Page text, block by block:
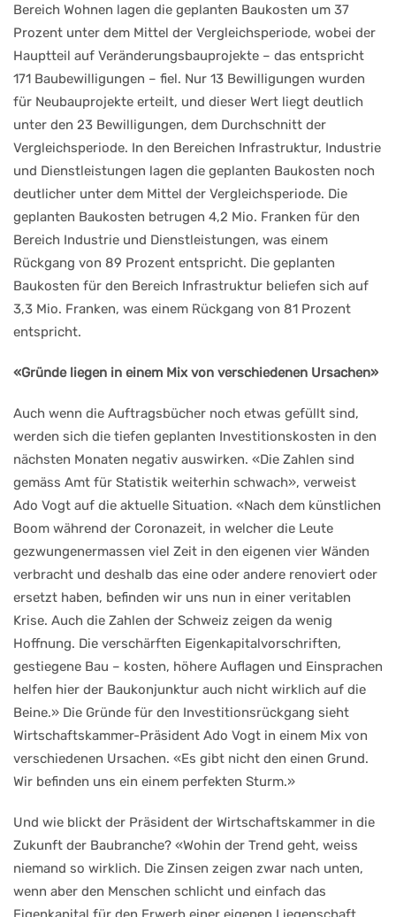
Bereich Wohnen lagen die geplanten Baukosten um 37
Prozent unter dem Mittel der Vergleichsperio­de, wobei der
Hauptteil auf Veränderungsbauprojekte – das entspricht
171 Baubewilligungen – fiel. Nur 13 Bewilligungen wurden
für Neubauprojekte erteilt, und dieser Wert liegt deutlich
unter den 23 Bewilligungen, dem Durchschnitt der
Vergleichsperiode. In den Bereichen Infrastruktur, Industrie
und Dienstleistungen lagen die ge­planten Baukosten noch
deutlicher un­ter dem Mittel der Vergleichsperiode. Die
geplanten Baukosten betrugen 4,2 Mio. Franken für den
Bereich Industrie und Dienstleistungen, was einem
Rückgang von 89 Prozent entspricht. Die geplanten
Baukosten für den Be­reich Infrastruktur beliefen sich auf
3,3 Mio. Franken, was einem Rückgang von 81 Prozent
entspricht.
«Gründe liegen in einem Mix von verschiedenen Ursachen»
Auch wenn die Auftragsbücher noch etwas gefüllt sind,
werden sich die tie­fen geplanten Investitionskosten in den
nächsten Monaten negativ auswir­ken. «Die Zahlen sind
gemäss Amt für Statistik weiterhin schwach», verweist
Ado Vogt auf die aktuelle Situation. «Nach dem künstlichen
Boom während der Coronazeit, in welcher die Leute
gezwungenermassen viel Zeit in den eigenen vier Wänden
verbracht und deshalb das eine oder andere re­noviert oder
ersetzt haben, befinden wir uns nun in einer veritablen
Krise. Auch die Zahlen der Schweiz zeigen da wenig
Hoffnung. Die verschärften Ei­genkapitalvorschriften,
gestiegene Bau – kosten, höhere Auflagen und Einspra­chen
helfen hier der Baukonjunktur auch nicht wirklich auf die
Beine.» Die Gründe für den Investitionsrückgang sieht
Wirtschaftskammer-Präsident Ado Vogt in einem Mix von
verschie­denen Ursachen. «Es gibt nicht den ei­nen Grund.
Wir befinden uns ein ei­nem perfekten Sturm.»
Und wie blickt der Präsident der Wirtschaftskammer in die
Zukunft der Baubranche? «Wohin der Trend geht, weiss
niemand so wirklich. Die Zinsen zeigen zwar nach unten,
wenn aber den Menschen schlicht und einfach das